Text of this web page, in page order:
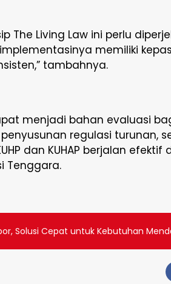
The Living Law ini perlu
memiliki
tambahnya.
menjadi bahan evaluasi
regulasi turunan,
dan KUHAP berjalan efektif
Tenggara.
Solusi Cepat untuk Kebutuhan